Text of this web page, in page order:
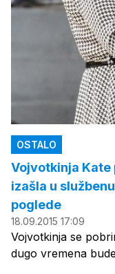
OSTALO
Vojvotkinja
izašla u
poglede
18.09.2015 17:09
Vojvotkinja se
dugo vremena